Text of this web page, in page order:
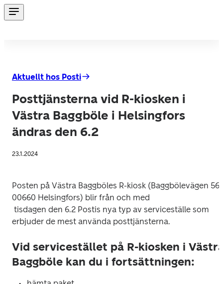
Aktuellt hos Posti
Posttjänsterna vid R-kiosken i
Västra Baggböle i Helsingfors
ändras den 6.2
23.1.2024
Posten på Västra Baggböles R-kiosk (Baggbölevägen 56,
00660 Helsingfors) blir från och med
Vid servicestället på R-kiosken i
Baggböle kan du i fortsättningen: